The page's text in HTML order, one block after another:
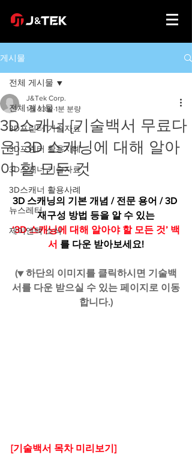
게시물
전체 게시물
3D프린터 기술자료
3D프린터 활용사례
3D스캐너 기술자료
3D스캐너 활용사례
뉴스레터
제이엔텍 소식
전체 게시물
3D스캐너 [기술백서 무료다
운] 3D 스캐닝에 대해 알아
야 할 모든 것
J&Tek Corp.
1월 23일 1분 분량
3D 스캐닝의 기본 개념 / 전문 용어 / 3D
재구성 방법 등을 알 수 있는
‘3D 스캐닝에 대해 알아야 할 모든 것’ 백
서 를 다운 받아보세요!
(▼ 하단의 이미지를 클릭하시면 기술백
서를 다운 받으실 수 있는 페이지로 이동
합니다.)
[기술백서 목차 미리보기]